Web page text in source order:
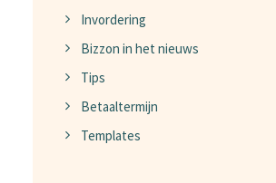
Invordering
Bizzon in het nieuws
Tips
Betaaltermijn
Templates